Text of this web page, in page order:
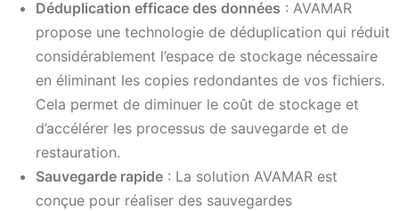
Déduplication efficace des données : AVAMAR
propose une technologie de déduplication qui réduit
considérablement l’espace de stockage nécessaire
en éliminant les copies redondantes de vos fichiers.
Cela permet de diminuer le coût de stockage et
d’accélérer les processus de sauvegarde et de
restauration.
Sauvegarde rapide : La solution AVAMAR est
conçue pour réaliser des sauvegardes